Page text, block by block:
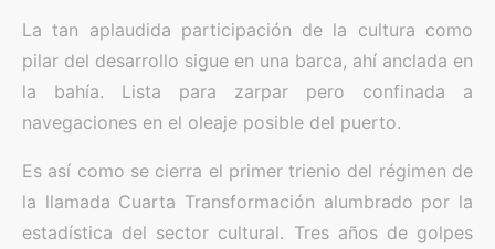
La tan aplaudida participación de la cultura como
pilar del desarrollo sigue en una barca, ahí anclada en
la bahía. Lista para zarpar pero confinada a
navegaciones en el oleaje posible del puerto.
Es así como se cierra el primer trienio del régimen de
la llamada Cuarta Transformación alumbrado por la
estadística del sector cultural. Tres años de golpes